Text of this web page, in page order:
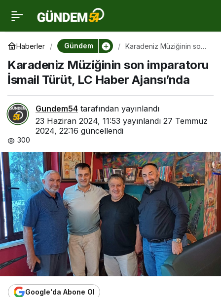
Haberler Gündem
Karadeniz Müziğinin son
LC Haber Ajansı’nda
Karadeniz Müziğinin son imparatoru
İsmail Türüt, LC Haber Ajansı’nda
Gundem54 tarafından yayınlandı
23 Haziran 2024, 11:53 yayınlandı 27 Temmuz
2024, 22:16 güncellendi
300
Google'da Abone Ol
Karadeniz Müziğinin son
imparatoru İsmail Türüt,
LC Haber Ajansı’nda